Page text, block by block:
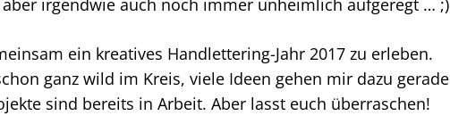
irgendwie auch noch immer unheimlich aufgeregt … ;)
ein kreatives Handlettering-Jahr 2017 zu erleben.
ganz wild im Kreis, viele Ideen gehen mir dazu gerade
sind bereits in Arbeit. Aber lasst euch überraschen!